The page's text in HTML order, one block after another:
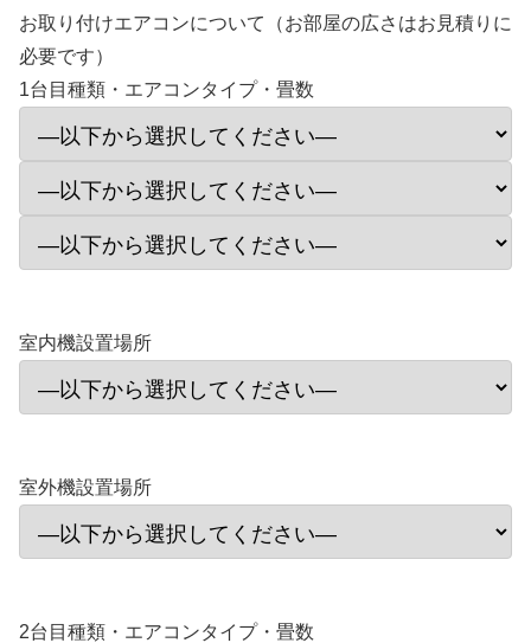
お取り付けエアコンについて（お部屋の広さはお見積りに
必要です）
1台目種類・エアコンタイプ・畳数
室内機設置場所
室外機設置場所
2台目種類・エアコンタイプ・畳数